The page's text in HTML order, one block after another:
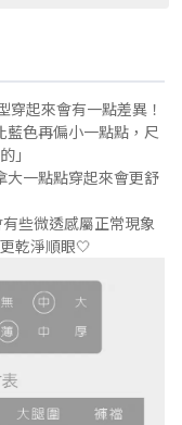
起來會有一點差異！
藍色再偏小一點點，尺
」
大一點點穿起來會更舒
些微透感屬正常現象
乾淨順眼🤍